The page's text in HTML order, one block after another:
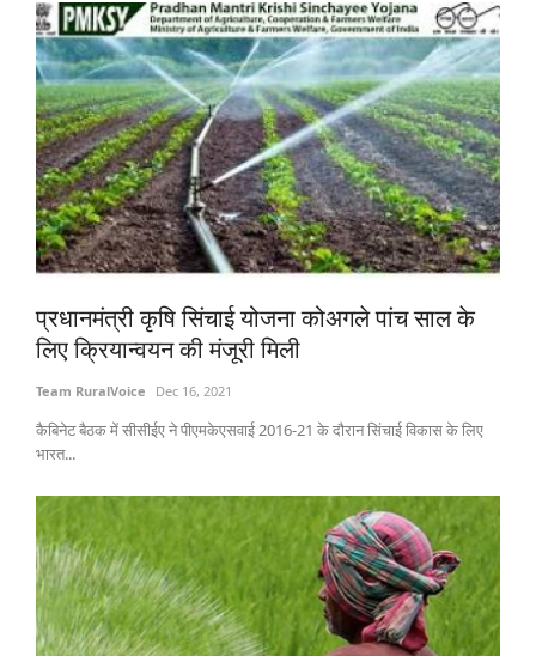
प्रधानमंत्री कृषि सिंचाई योजना कोअगले पांच साल के
लिए क्रियान्वयन की मंजूरी मिली
Team RuralVoice Dec 16, 2021
कैबिनेट बैठक में सीसीईए ने पीएमकेएसवाई 2016-21 के दौरान सिंचाई विकास के लिए
भारत...